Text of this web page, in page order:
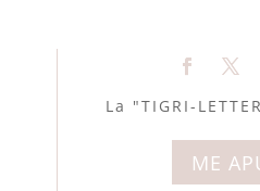
La "TIGRI-
ME